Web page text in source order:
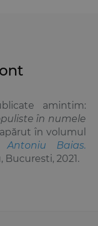
amintim:
în numele
apărut în volumul
Baias.
Bucuresti, 2021.